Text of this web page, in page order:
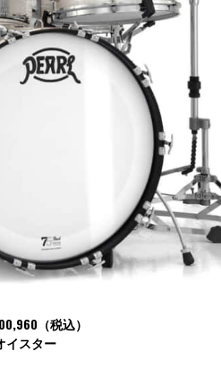
（税込）
イスター